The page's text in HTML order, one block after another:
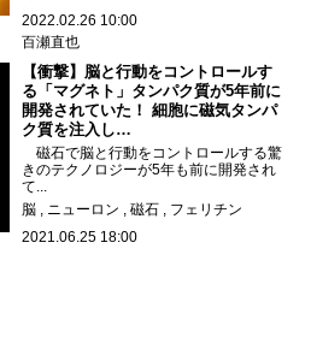
2022.02.26 10:00
百瀬直也
【衝撃】脳と行動をコントロールす
る「マグネト」タンパク質が5年前に
開発されていた！ 細胞に磁気タンパ
ク質を注入し…
磁石で脳と行動をコントロールする驚
きのテクノロジーが5年も前に開発され
て...
脳
ニューロン 磁石
フェリチン
2021.06.25 18:00